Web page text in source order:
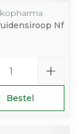
Nf
Bestel